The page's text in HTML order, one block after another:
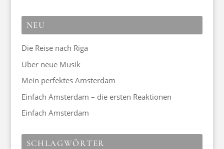
NEU
Die Reise nach Riga
Über neue Musik
Mein perfektes Amsterdam
Einfach Amsterdam – die ersten Reaktionen
Einfach Amsterdam
SCHLAGWÖRTER